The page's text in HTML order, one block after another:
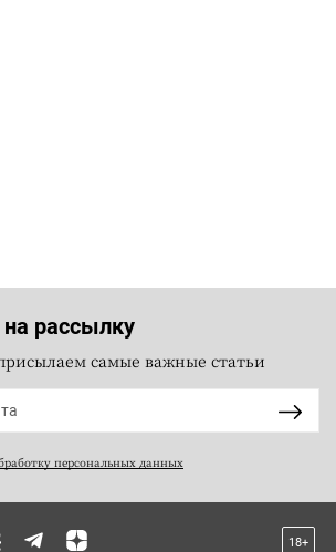
рассылку
самые важные статьи
персональных данных
18+